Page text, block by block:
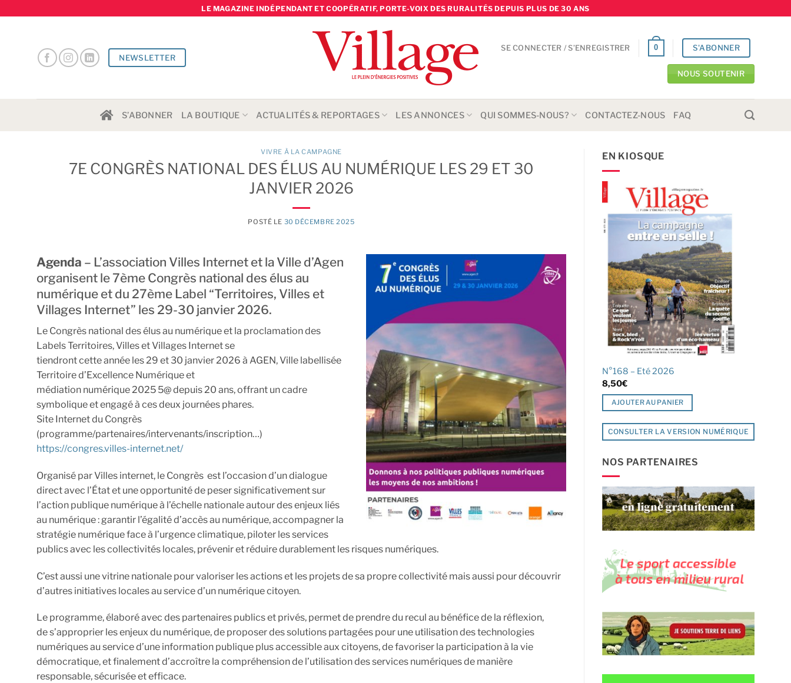
LE MAGAZINE INDÉPENDANT ET COOPÉRATIF, PORTE-VOIX DES RURALITÉS DEPUIS PLUS DE 30 ANS
NEWSLETTER
SE CONNECTER / S’ENREGISTRER 0 S'ABONNER
NOUS SOUTENIR
S’ABONNER LA BOUTIQUE ACTUALITÉS & REPORTAGES LES ANNONCES QUI SOMMES-NOUS? CONTACTEZ-NOUS FAQ
VIVRE À LA CAMPAGNE
7E CONGRÈS NATIONAL DES ÉLUS AU NUMÉRIQUE LES 29 ET 30
JANVIER 2026
POSTÉ LE 30 DÉCEMBRE 2025
Agenda – L’association Villes Internet et la Ville d’Agen
organisent le 7ème Congrès national des élus au
numérique et du 27ème Label “Territoires, Villes et
Villages Internet” les 29-30 janvier 2026.
Le Congrès national des élus au numérique et la proclamation des
Labels Territoires, Villes et Villages Internet se
tiendront cette année les 29 et 30 janvier 2026 à AGEN, Ville labellisée
Territoire d’Excellence Numérique et
médiation numérique 2025 5@ depuis 20 ans, offrant un cadre
symbolique et engagé à ces deux journées phares.
Site Internet du Congrès
(programme/partenaires/intervenants/inscription…)
https://congres.villes-internet.net/
Organisé par Villes internet, le Congrès est l’occasion d’un dialogue
direct avec l’État et une opportunité de peser significativement sur
l’action publique numérique à l’échelle nationale autour des enjeux liés
au numérique : garantir l’égalité d’accès au numérique, accompagner la
stratégie numérique face à l’urgence climatique, piloter les services
publics avec les collectivités locales, prévenir et réduire durablement les risques numériques.
C’est aussi une vitrine nationale pour valoriser les actions et les projets de sa propre collectivité mais aussi pour découvrir
d’autres initiatives locales au service d’un numérique citoyen.
Le programme, élaboré avec des partenaires publics et privés, permet de prendre du recul au bénéfice de la réflexion,
de s’approprier les enjeux du numérique, de proposer des solutions partagées pour une utilisation des technologies
numériques au service d’une information publique plus accessible aux citoyens, de favoriser la participation à la vie
démocratique, et finalement d’accroître la compréhension de l’utilisation des services numériques de manière
responsable, sécurisée et efficace.
EN KIOSQUE
N°168 – Eté 2026
8,50€
AJOUTER AU PANIER
CONSULTER LA VERSION NUMÉRIQUE
NOS PARTENAIRES